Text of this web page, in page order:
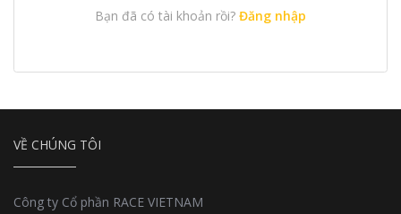
Bạn đã có tài khoản rồi? Đăng nhập
VỀ CHÚNG TÔI
Công ty Cổ phần RACE VIETNAM